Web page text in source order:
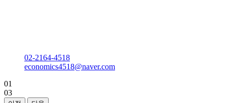
02-2164-4518
economics4518@naver.com
01
03